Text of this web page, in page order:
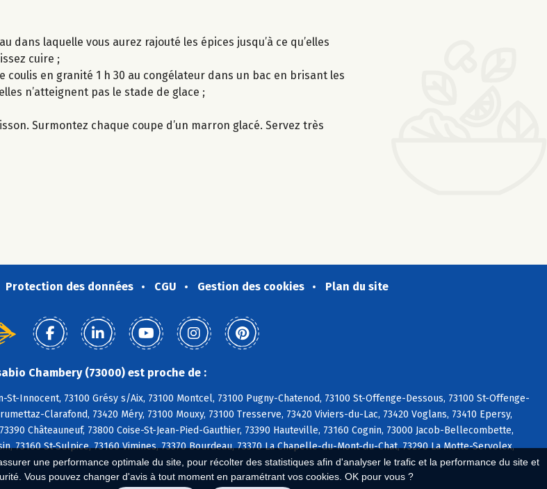
une performance optimale du site, pour récolter des statistiques afin d'analyser le trafic et la performance du site et
Vous pouvez changer d'avis à tout moment en paramétrant vos cookies. OK pour vous ?
dans laquelle vous aurez rajouté les épices jusqu’à ce qu’elles
cuire ;
coulis en granité 1 h 30 au congélateur dans un bac en brisant les
n’atteignent pas le stade de glace ;
Surmontez chaque coupe d’un marron glacé. Servez très
Protection des données CGU Gestion des cookies Plan du site
Chambery (73000) est proche de :
St-Innocent, 73100 Grésy s/Aix, 73100 Montcel, 73100 Pugny-Chatenod, 73100 St-Offenge-Dessous, 73100 St-Offenge-
Clarafond, 73420 Méry, 73100 Mouxy, 73100 Tresserve, 73420 Viviers-du-Lac, 73420 Voglans, 73410 Epersy,
Châteauneuf, 73800 Coise-St-Jean-Pied-Gauthier, 73390 Hauteville, 73160 Cognin, 73000 Jacob-Bellecombette,
73160 St-Sulpice, 73160 Vimines, 73370 Bourdeau, 73370 La Chapelle-du-Mont-du-Chat, 73290 La Motte-Servolex,